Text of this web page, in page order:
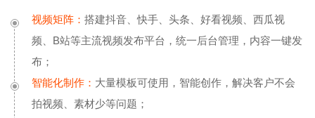
视频矩阵： 搭建抖音、快手、头条、好看视频、西瓜视
频、B站等主流视频发布平台，统一后台管理，内容一键发
布；
智能化制作： 大量模板可使用，智能创作，解决客户不会
拍视频、素材少等问题；